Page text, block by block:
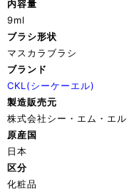
内容量
9ml
ブラシ形状
マスカラブラシ
ブランド
CKL(シーケーエル)
製造販売元
株式会社シー・エム・エル
原産国
日本
区分
化粧品